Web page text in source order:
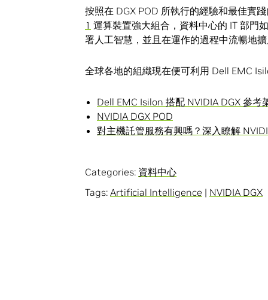
按照在 DGX POD 所執行的經驗和最佳實
1 運算裝置強大組合，資料中心的 IT 部門
署人工智慧，並且在運作的過程中流暢地
全球各地的組織現在便可利用 Dell EMC
Dell EMC Isilon 搭配 NVIDIA DGX 參考
NVIDIA DGX POD
對主機託管服務有興嗎？深入瞭解
Categories: 資料中心
Tags: Artificial Intelligence | NVIDIA DGX